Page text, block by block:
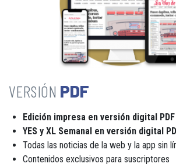
PDF
Edición impresa en versión digital PDF
YES y XL Semanal en versión digital
Todas las noticias de la web y la app sin
Contenidos exclusivos para suscriptores